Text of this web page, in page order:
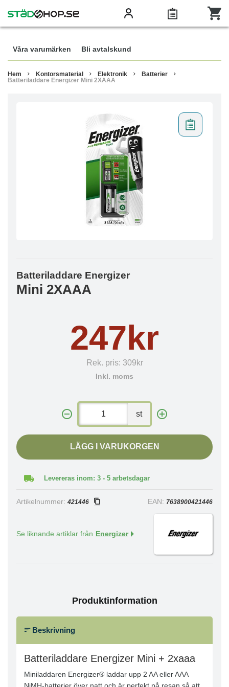
Våra varumärken Bli avtalskund
Hem Kontorsmaterial Elektronik
Batterier
Batteriladdare Energizer Mini 2XAAA
Batteriladdare Energizer
Mini 2XAAA
247kr
Rek. pris: 309kr
Inkl. moms
st
LÄGG I VARUKORGEN
Levereras inom: 3 - 5 arbetsdagar
Artikelnummer: 421446 EAN: 7638900421446
Se liknande artiklar från Energizer
Produktinformation
Beskrivning
Batteriladdare Energizer Mini + 2xaaa
Miniladdaren Energizer® laddar upp 2 AA eller AAA